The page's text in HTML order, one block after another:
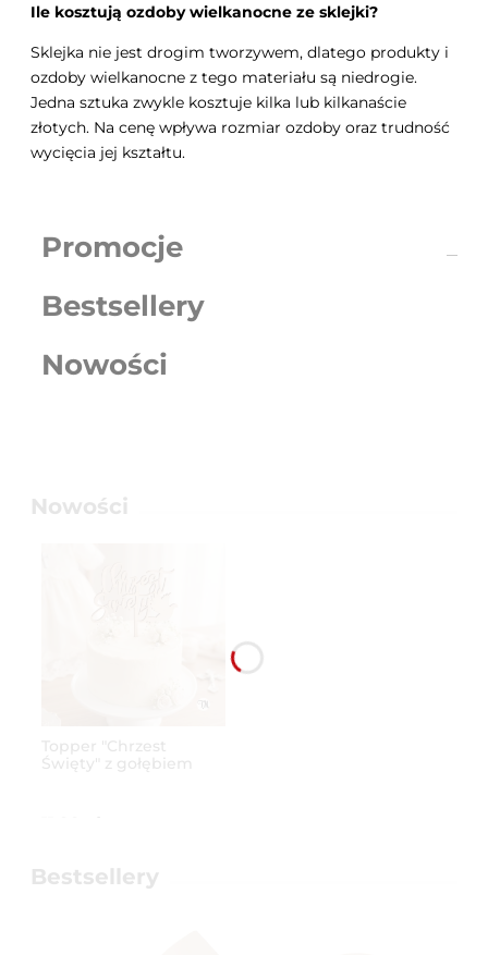
Ile kosztują ozdoby wielkanocne ze sklejki?
Sklejka nie jest drogim tworzywem, dlatego produkty i
ozdoby wielkanocne z tego materiału są niedrogie.
Jedna sztuka zwykle kosztuje kilka lub kilkanaście
złotych. Na cenę wpływa rozmiar ozdoby oraz trudność
wycięcia jej kształtu.
Promocje
Bestsellery
Nowości
Nowości
Topper "Chrzest
Święty" z gołębiem
do koszyka
Bestsellery